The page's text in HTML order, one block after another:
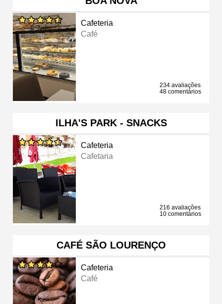
Cafeteria
Café
234 avaliações
48 comentários
ILHA'S PARK - SNACKS
Cafeteria
Cafetaria
216 avaliações
10 comentários
CAFÉ SÃO LOURENÇO
Cafeteria
Café